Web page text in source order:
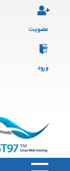
عضویت
ورود
هاست ۹۷ارائه سرویس هاست لینوکس و ثبت دامنه